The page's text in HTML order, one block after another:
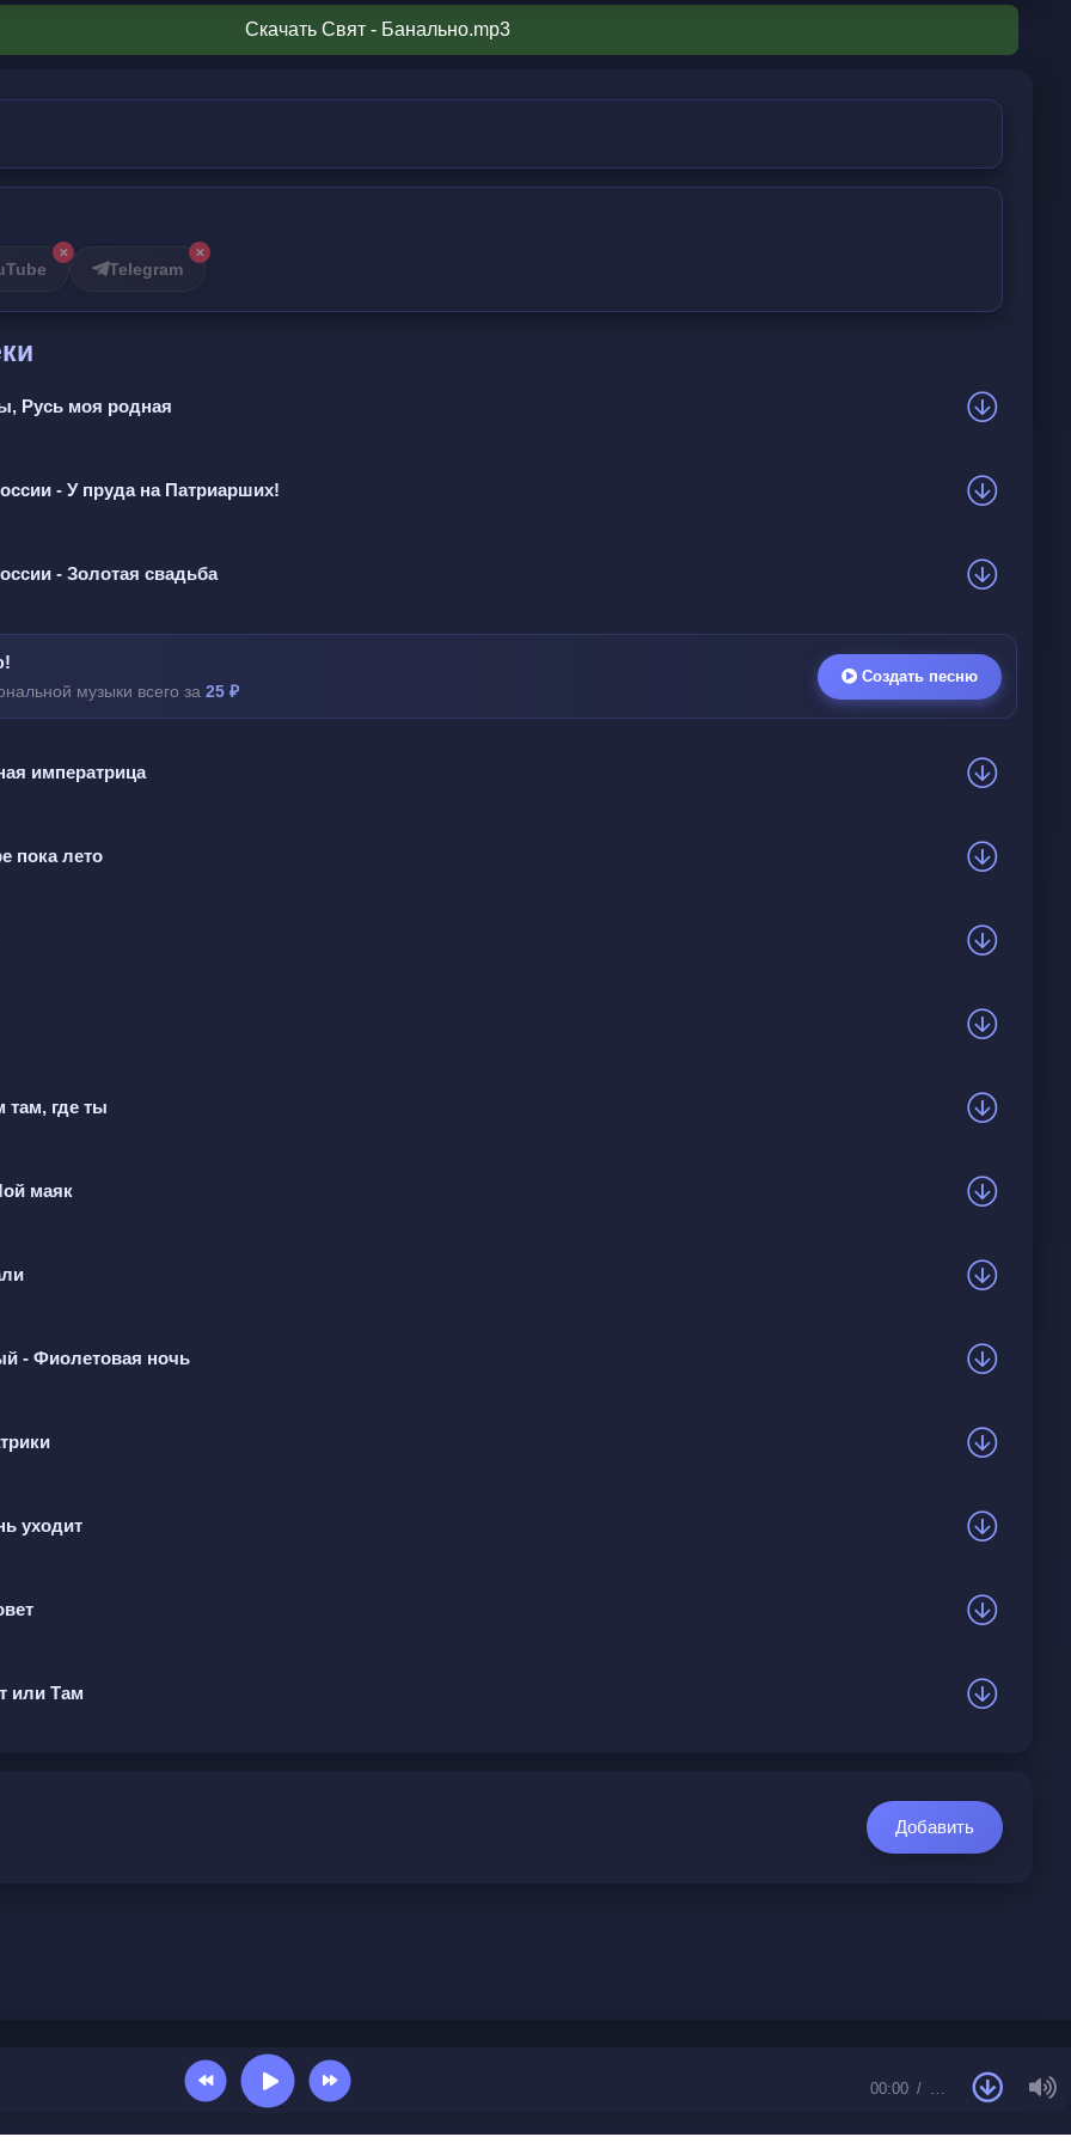
лицу,
пристально
других,
к бывшей возлюбленной. Он признаётся в своих чувствах, несмотря на то, что это звучит
себя потерянным и одиноким, скучая по объятиям и близости с ней. Песня наполнена грустью и
Скачать Свят - Банально.mp3
✕
Telegram
✕
Русь моя родная
- У пруда на Патриарших!
- Золотая свадьба
музыки всего за 25 ₽
Создать песню
императрица
пока лето
там, где ты
маяк
- Фиолетовая ночь
уходит
или Там
Добавить
00:00 …